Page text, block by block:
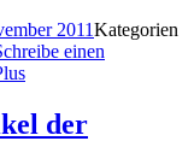
2011Kategorien
einen
der